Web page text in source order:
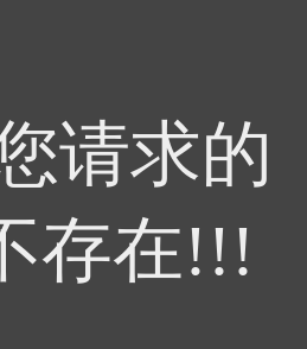
请求的
存在!!!